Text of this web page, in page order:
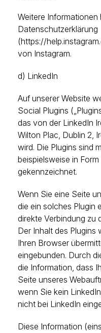
Weitere Informationen
Datenschutzerklärung
(https://
von Instagram.
d) LinkedIn
Auf unserer Website
Social Plugins
das von der LinkedIn
Wilton Plac, Dublin 2,
wird. Die Plugins sind
beispielsweise in Form
gekennzeichnet.
Wenn Sie eine Seite
die ein solches Plugin
direkte Verbindung zu
Der Inhalt des Plugins
Ihren Browser
eingebunden. Durch
die Information, dass
Seite unseres
wenn Sie kein
nicht bei LinkedIn
Diese Information